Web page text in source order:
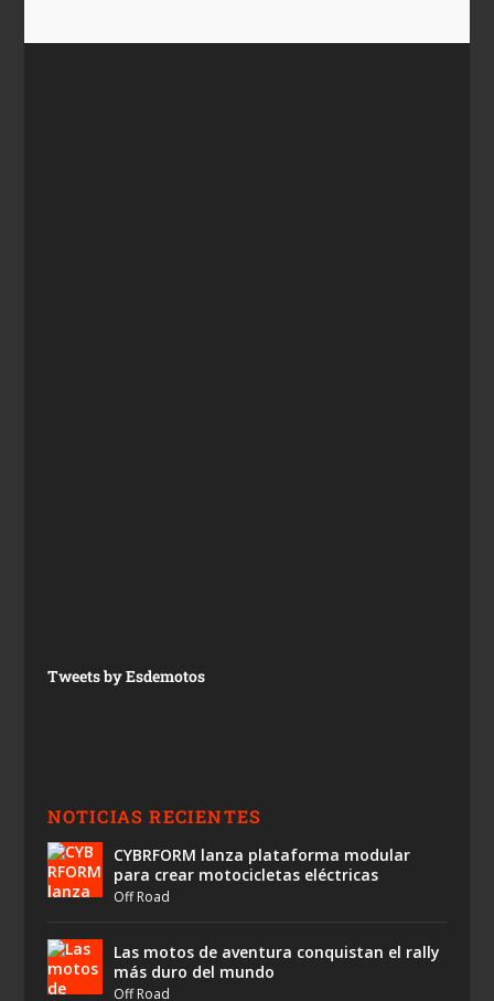
Tweets by Esdemotos
NOTICIAS RECIENTES
CYBRFORM lanza plataforma modular
para crear motocicletas eléctricas
Off Road
Las motos de aventura conquistan el rally
más duro del mundo
Off Road